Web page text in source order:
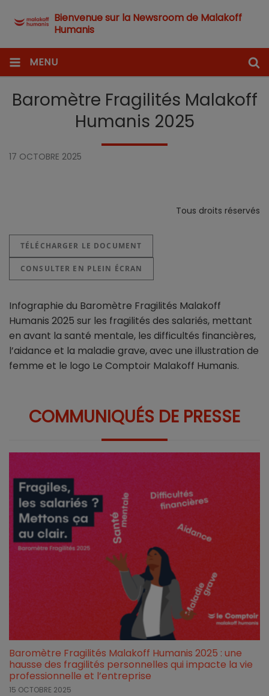
Bienvenue sur la Newsroom de Malakoff
Humanis
MENU
Baromètre Fragilités Malakoff
Humanis 2025
17 OCTOBRE 2025
Tous droits réservés
TÉLÉCHARGER LE DOCUMENT
CONSULTER EN PLEIN ÉCRAN
Infographie du Baromètre Fragilités Malakoff
Humanis 2025 sur les fragilités des salariés, mettant
en avant la santé mentale, les difficultés financières,
l’aidance et la maladie grave, avec une illustration de
femme et le logo Le Comptoir Malakoff Humanis.
COMMUNIQUÉS DE PRESSE
Baromètre Fragilités Malakoff Humanis 2025 : une
hausse des fragilités personnelles qui impacte la vie
professionnelle et l’entreprise
15 OCTOBRE 2025